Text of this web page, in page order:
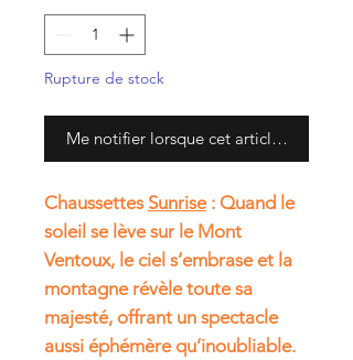
Rupture de stock
Me notifier lorsque cet article est
Chaussettes Sunrise: Quand le
soleil se lève sur le Mont
Ventoux, le ciel s’embrase et la
montagne révèle toute sa
majesté, offrant un spectacle
aussi éphémère qu’inoubliable.